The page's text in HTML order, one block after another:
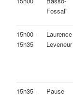
Fossali
15h00-
15h35
Laurence
Leveneur
15h35-
Pause